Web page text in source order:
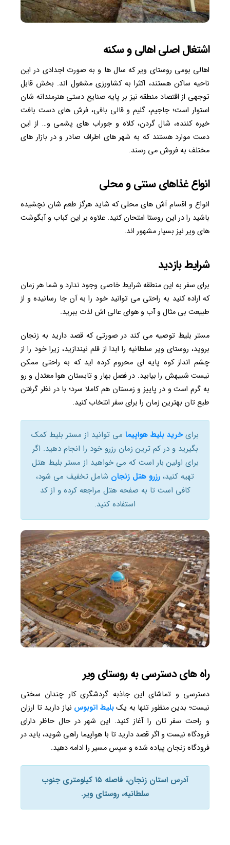
اشتغال اصلی اهالی و سکنه
اهالی بومی روستای ویر که سال ها و به صورت اجدادی در این
ناحیه ساکن هستند، اکثرا به کشاورزی مشغول اند. بخش قابل
توجهی از اقتصاد منطقه نیز بر پایه صنایع دستی هنرمندانه شان
استوار است؛ جاجیم، گلیم و قالی بافی، فرش های دست بافت
خیره کننده، شال گردن، کلاه و جوراب های پشمی و… از این
دست موارد هستند که به شهر های اطراف صادر و در بازار های
مختلف به فروش می رسند.
انواع غذاهای سنتی و محلی
انواع و اقسام آش های محلی که شاید هرگز طعم شان نچشیده
باشید را در این روستا امتحان کنید. علاوه بر این کباب و آبگوشت
های ویر نیز بسیار مشهور اند.
شرایط بازدید
برای سفر به این منطقه شرایط خاصی وجود ندارد و شما هر زمان
که اراده کنید به راحتی می توانید خود را به آن جا رسانیده و از
طبیعت بی مثال و آب و هوای عالی اش لذت ببرید.
مستر بلیط توصیه می کند در صورتی که قصد دارید به زنجان
بروید، روستای ویر سلطانیه را ابدا از قلم نیندازید، زیرا خود را از
چشم انداز کوه پایه ای محروم کرده اید که به راحتی ممکن
نیست شبیهش را بیابید. در فصل بهار و تابستان هوا معتدل و رو
به گرم است و در پاییز و زمستان هم کاملا سرد؛ با در نظر گرفتن
طبع تان بهترین زمان را برای سفر انتخاب کنید.
برایخرید بلیط هواپیما می توانید از مستر بلیط کمک
بگیرید و در کم ترین زمان رزرو خود را انجام دهید. اگر
برای اولین بار است که می خواهید از مستر بلیط هتل
تهیه کنید، رزرو هتل زنجان شامل تخفیف می شود،
کافی است تا به صفحه هتل مراجعه کرده و از کد
استفاده کنید.
راه های دسترسی به روستای ویر
دسترسی و تماشای این جاذبه گردشگری کار چندان سختی
نیست؛ بدین منظور تنها به یکبلیط اتوبوس نیاز دارید تا ارزان
و راحت سفر تان را آغاز کنید. این شهر در حال حاظر دارای
فرودگاه نیست و اگر قصد دارید تا با هواپیما راهی شوید، باید در
فرودگاه زنجان پیاده شده و سپس مسیر را ادامه دهید.
آدرس استان زنجان، فاصله ۱۵ کیلومتری جنوب
سلطانیه، روستای ویر.